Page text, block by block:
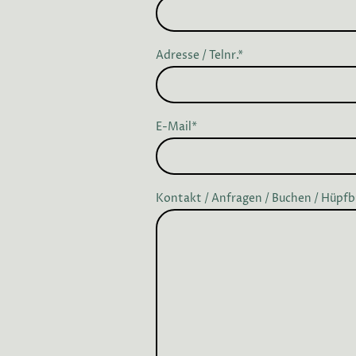
Adresse / Telnr.*
E-Mail *
Kontakt / Anfragen / Buchen /